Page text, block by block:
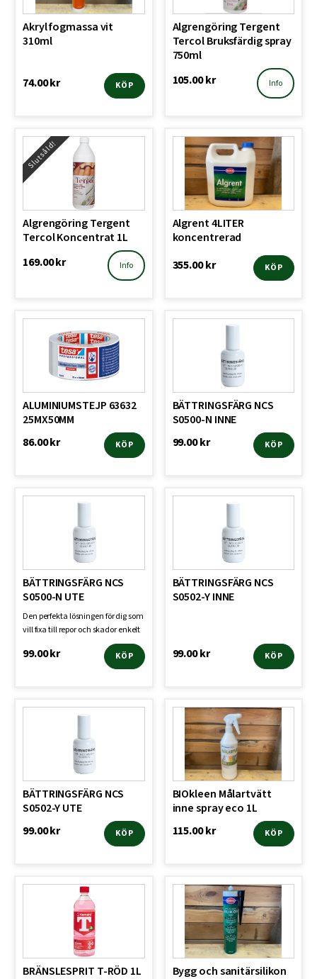
Akryl fogmassa vit
310ml
74.00kr KÖP
Algrengöring Tergent
Tercol Bruksfärdig spray
750ml
105.00kr Info
Slutsåld!
Algrengöring Tergent
Tercol Koncentrat 1L
169.00kr Info
Algrent 4LITER
koncentrerad
355.00kr KÖP
ALUMINIUMSTEJP 63632
25MX50MM
86.00kr KÖP
BÄTTRINGSFÄRG NCS
S0500-N INNE
99.00kr KÖP
BÄTTRINGSFÄRG NCS
S0500-N UTE
Den perfekta lösningen för dig som
vill fixa till repor och skador enkelt
99.00kr KÖP
BÄTTRINGSFÄRG NCS
S0502-Y INNE
99.00kr KÖP
BÄTTRINGSFÄRG NCS
S0502-Y UTE
99.00kr KÖP
BIOkleen Målartvätt
inne spray eco 1L
115.00kr KÖP
BRÄNSLESPRIT T-RÖD 1L
Bygg och sanitärsilikon